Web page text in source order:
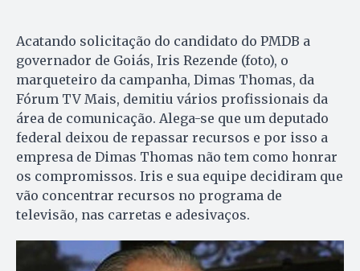
Acatando solicitação do candidato do PMDB a
governador de Goiás, Iris Rezende (foto), o
marqueteiro da campanha, Dimas Thomas, da
Fórum TV Mais, demitiu vários profissionais da
área de comunicação. Alega-se que um deputado
federal deixou de repassar recursos e por isso a
empresa de Dimas Thomas não tem como honrar
os compromissos. Iris e sua equipe decidiram que
vão concentrar recursos no programa de
televisão, nas carretas e adesivaços.